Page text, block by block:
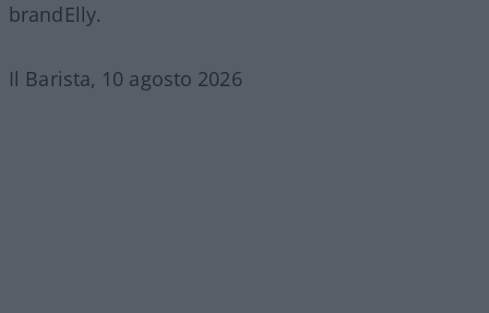
brandElly.
Il Barista, 10 agosto 2026